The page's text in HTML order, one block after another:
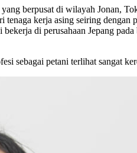
berpusat di wilayah Jonan,
kerja asing seiring
di perusahaan Jepang
sebagai petani terlihat sangat